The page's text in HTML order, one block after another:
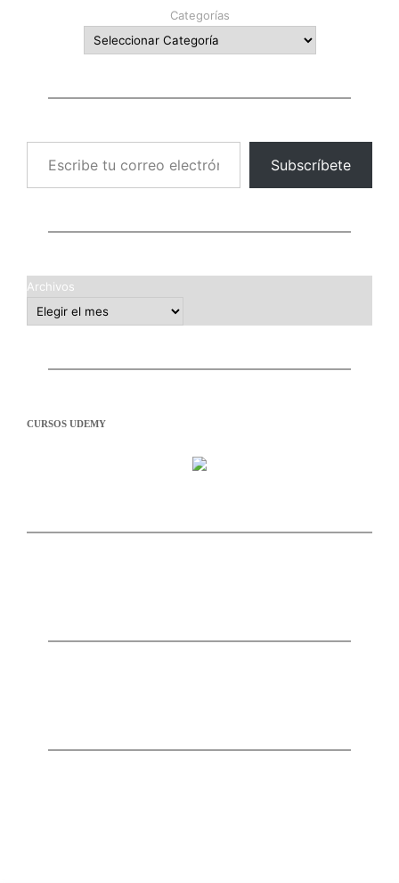
Categorías
Escribe tu correo electrónico…
Subscríbete
Archivos
CURSOS UDEMY